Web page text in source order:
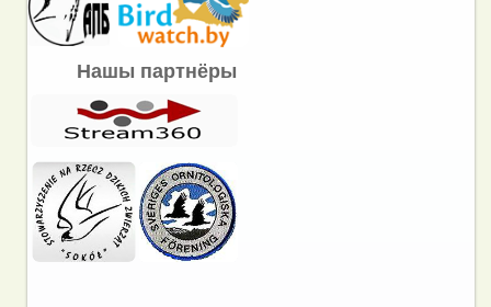
Нашы партнёры